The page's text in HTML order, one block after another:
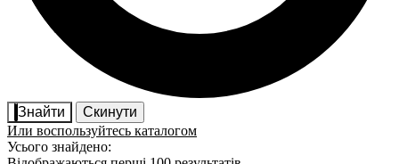
Знайти
Скинути
Или воспользуйтесь каталогом
Усього знайдено: